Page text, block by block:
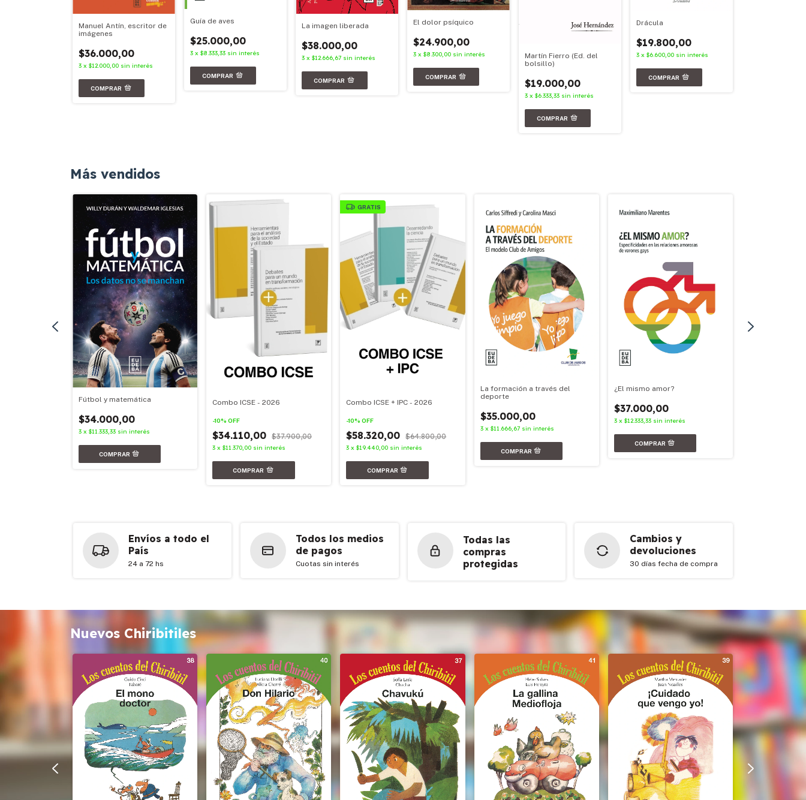
Manuel Antín, escritor de
imágenes
$36.000,00
3 x $12.000,00 sin interés
Guía de aves
$25.000,00
3 x $8.333,33 sin interés
La imagen liberada
$38.000,00
3 x $12.666,67 sin interés
El dolor psíquico
$24.900,00
3 x $8.300,00 sin interés
Martín Fierro (Ed. del
bolsillo)
$19.000,00
3 x $6.333,33 sin interés
Drácula
$19.800,00
3 x $6.600,00 sin interés
Más vendidos
Fútbol y matemática
$34.000,00
3 x $11.333,33 sin interés
Combo ICSE - 2026
-10%OFF
$34.110,00 $37.900,00
3 x$11.370,00 sin interés
GRATIS
Combo ICSE + IPC - 2026
-10%OFF
$58.320,00 $64.800,00
3 x$19.440,00 sin interés
La formación a través del
deporte
$35.000,00
3 x $11.666,67 sin interés
¿El mismo amor?
$37.000,00
3 x $12.333,33 sin interés
Envíos a todo el
País
24 a 72 hs
Todos los medios
de pagos
Cuotas sin interés
Todas las
compras
protegidas
Cambios y
devoluciones
30 días fecha de compra
Nuevos Chiribitiles